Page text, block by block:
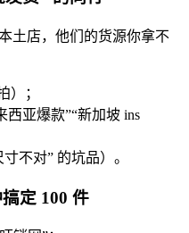
土店，他们的货源你拿不
）；
西亚爆款”“新加坡 ins
不对” 的坑品）。
定 100 件